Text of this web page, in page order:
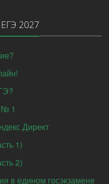
2027
№ 1
Директ
1)
2)
в едином госэкзамене